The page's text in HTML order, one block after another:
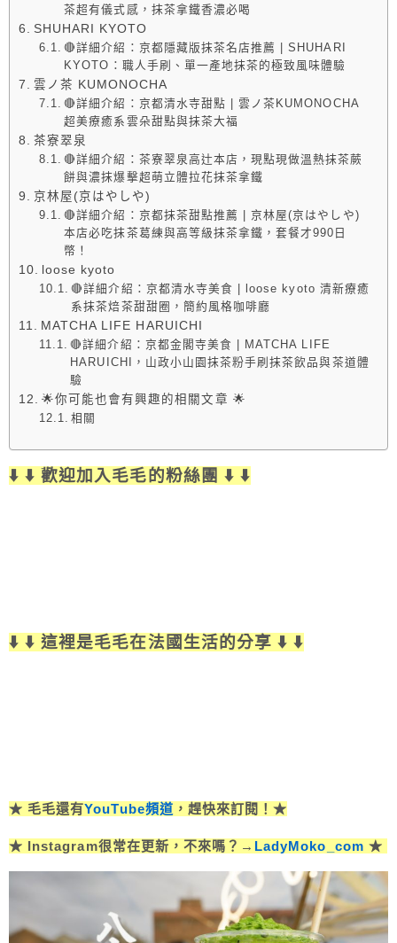
茶超有儀式感，抹茶拿鐵香濃必喝
SHUHARI KYOTO
🔴詳細介紹：京都隱藏版抹茶名店推薦 | SHUHARI
KYOTO：職人手刷、單一產地抹茶的極致風味體驗
雲ノ茶 KUMONOCHA
🔴詳細介紹：京都清水寺甜點 | 雲ノ茶KUMONOCHA
超美療癒系雲朵甜點與抹茶大福
茶寮翠泉
🔴詳細介紹：茶寮翠泉高辻本店，現點現做溫熱抹茶蕨
餅與濃抹爆擊超萌立體拉花抹茶拿鐵
京林屋(京はやしや)
🔴詳細介紹：京都抹茶甜點推薦 | 京林屋(京はやしや)
本店必吃抹茶葛練與高等級抹茶拿鐵，套餐才990日
幣！
loose kyoto
🔴詳細介紹：京都清水寺美食 | loose kyoto 清新療癒
系抹茶焙茶甜甜圈，簡約風格咖啡廳
MATCHA LIFE HARUICHI
🔴詳細介紹：京都金閣寺美食 | MATCHA LIFE
HARUICHI，山政小山園抹茶粉手刷抹茶飲品與茶道體
驗
🌟你可能也會有興趣的相關文章 🌟
相關
⬇️ ⬇️ 歡迎加入毛毛的粉絲團 ⬇️ ⬇️
⬇️ ⬇️ 這裡是毛毛在法國生活的分享 ⬇️ ⬇️
★ 毛毛還有YouTube頻道 ，趕快來訂閱！★
★ Instagram很常在更新，不來嗎？→ LadyMoko_com ★